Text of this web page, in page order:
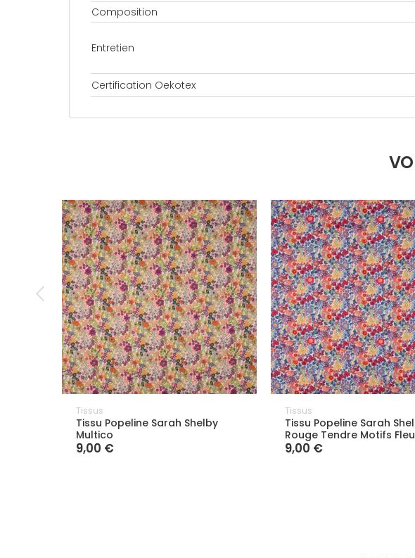
Composition
Entretien
Certification Oekotex
Tissus
Tissu Popeline Sarah Shelby
Multico
9,00 €
Tissus
Tissu Popeline Sarah
Rouge Tendre Motifs
9,00 €